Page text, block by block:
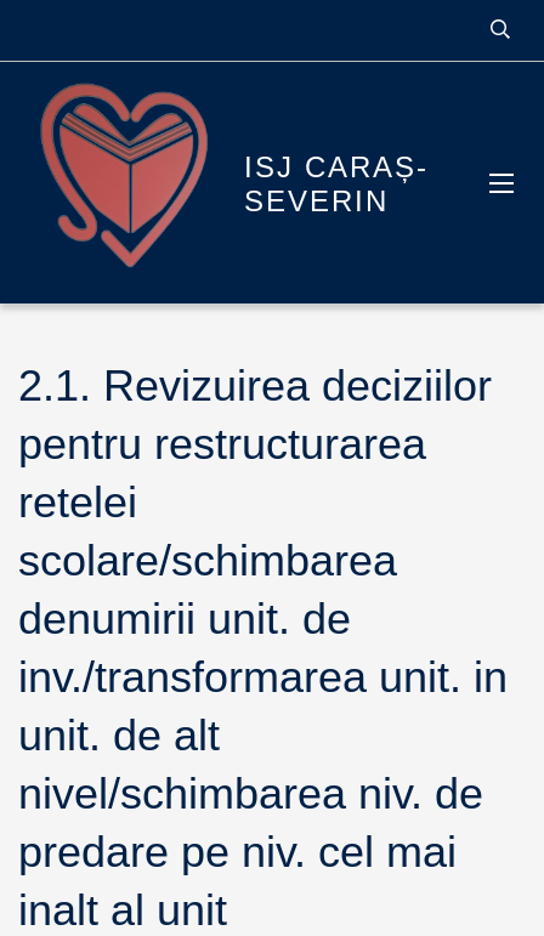
ISJ CARAȘ-
SEVERIN
2.1. Revizuirea deciziilor
pentru restructurarea
retelei
scolare/schimbarea
denumirii unit. de
inv./transformarea unit. in
unit. de alt
nivel/schimbarea niv. de
predare pe niv. cel mai
inalt al unit